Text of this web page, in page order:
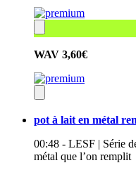
WAV 3,60€
pot à lait en métal
00:48 - LESF | Série
métal que l’on remplit